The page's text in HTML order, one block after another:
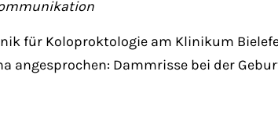
für Koloproktologie am Klinikum
angesprochen: Dammrisse bei der